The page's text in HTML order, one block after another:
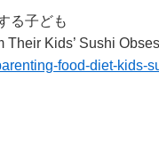
る子ども
Their Kids’ Sushi
food-diet-kids-